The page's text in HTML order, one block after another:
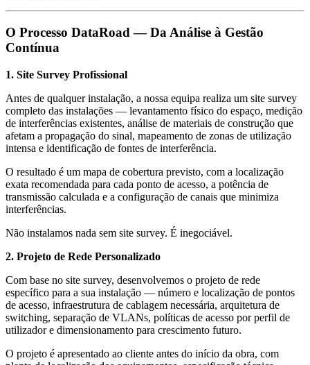
O Processo DataRoad — Da Análise à Gestão
Contínua
1. Site Survey Profissional
Antes de qualquer instalação, a nossa equipa realiza um site survey
completo das instalações — levantamento físico do espaço, medição
de interferências existentes, análise de materiais de construção que
afetam a propagação do sinal, mapeamento de zonas de utilização
intensa e identificação de fontes de interferência.
O resultado é um mapa de cobertura previsto, com a localização
exata recomendada para cada ponto de acesso, a potência de
transmissão calculada e a configuração de canais que minimiza
interferências.
Não instalamos nada sem site survey. É inegociável.
2. Projeto de Rede Personalizado
Com base no site survey, desenvolvemos o projeto de rede
específico para a sua instalação — número e localização de pontos
de acesso, infraestrutura de cablagem necessária, arquitetura de
switching, separação de VLANs, políticas de acesso por perfil de
utilizador e dimensionamento para crescimento futuro.
O projeto é apresentado ao cliente antes do início da obra, com